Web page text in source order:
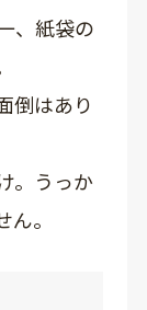
、紙袋の
倒はあり
。うっか
。